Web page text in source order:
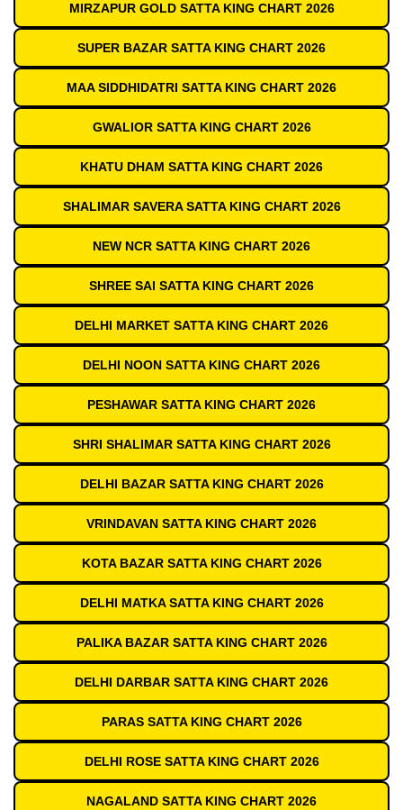
MIRZAPUR GOLD SATTA KING CHART 2026
SUPER BAZAR SATTA KING CHART 2026
MAA SIDDHIDATRI SATTA KING CHART 2026
GWALIOR SATTA KING CHART 2026
KHATU DHAM SATTA KING CHART 2026
SHALIMAR SAVERA SATTA KING CHART 2026
NEW NCR SATTA KING CHART 2026
SHREE SAI SATTA KING CHART 2026
DELHI MARKET SATTA KING CHART 2026
DELHI NOON SATTA KING CHART 2026
PESHAWAR SATTA KING CHART 2026
SHRI SHALIMAR SATTA KING CHART 2026
DELHI BAZAR SATTA KING CHART 2026
VRINDAVAN SATTA KING CHART 2026
KOTA BAZAR SATTA KING CHART 2026
DELHI MATKA SATTA KING CHART 2026
PALIKA BAZAR SATTA KING CHART 2026
DELHI DARBAR SATTA KING CHART 2026
PARAS SATTA KING CHART 2026
DELHI ROSE SATTA KING CHART 2026
NAGALAND SATTA KING CHART 2026